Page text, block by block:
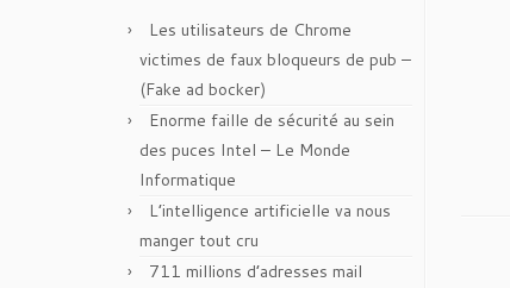
Les utilisateurs de Chrome
victimes de faux bloqueurs de pub –
(Fake ad bocker)
Enorme faille de sécurité au sein
des puces Intel – Le Monde
Informatique
L’intelligence artificielle va nous
manger tout cru
711 millions d’adresses mail